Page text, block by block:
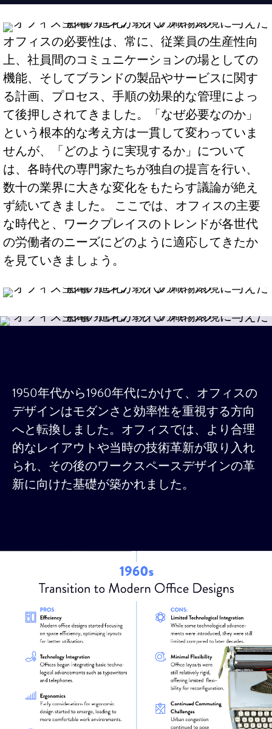
オフィスの必要性は、常に、従業員の生産性向
上、社員間のコミュニケーションの場としての
機能、そしてブランドの製品やサービスに関す
る計画、プロセス、手順の効果的な管理によっ
て後押しされてきました。「なぜ必要なのか」
という根本的な考え方は一貫して変わっていま
せんが、「どのように実現するか」について
は、各時代の専門家たちが独自の提言を行い、
数十の業界に大きな変化をもたらす議論が絶え
ず続いてきました。 ここでは、オフィスの主要
な時代と、ワークプレイスのトレンドが各世代
の労働者のニーズにどのように適応してきたか
を見ていきましょう。
1950年代から1960年代にかけて、オフィスの
デザインはモダンさと効率性を重視する方向
へと転換しました。オフィスでは、より合理
的なレイアウトや当時の技術革新が取り入れ
られ、その後のワークスペースデザインの革
新に向けた基礎が築かれました。